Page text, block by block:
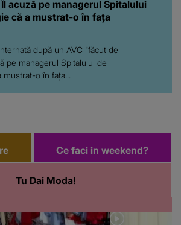
acuză pe managerul Spitalului
că a mustrat-o în fața
după un AVC "făcut de
pe managerul Spitalului de
mustrat-o în fața...
Tu Dai Moda!
Ce faci in weekend?